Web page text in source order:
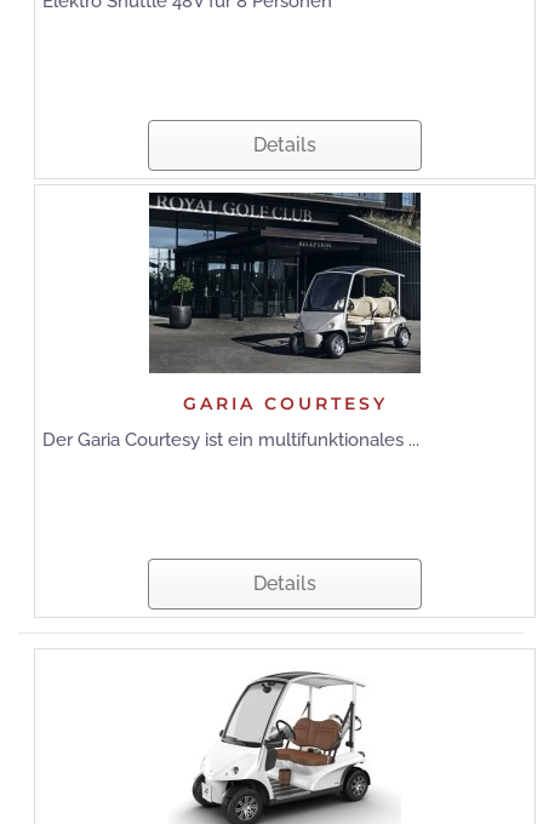
Details
GARIA COURTESY
Der Garia Courtesy ist ein multifunktionales ...
Details